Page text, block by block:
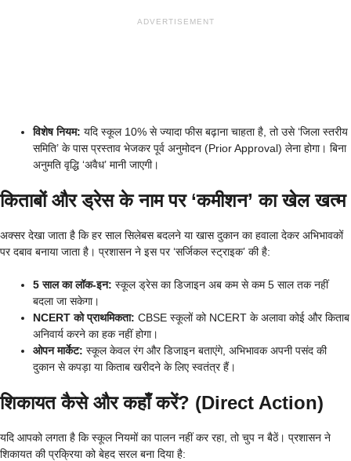
ADVERTISEMENT
विशेष नियम: यदि स्कूल 10% से ज्यादा फीस बढ़ाना चाहता है, तो उसे ‘जिला स्तरीय
समिति’ के पास प्रस्ताव भेजकर पूर्व अनुमोदन (Prior Approval) लेना होगा। बिना
अनुमति वृद्धि ‘अवैध’ मानी जाएगी।
किताबों और ड्रेस के नाम पर ‘कमीशन’ का खेल खत्म
अक्सर देखा जाता है कि हर साल सिलेबस बदलने या खास दुकान का हवाला देकर अभिभावकों
पर दबाव बनाया जाता है। प्रशासन ने इस पर ‘सर्जिकल स्ट्राइक’ की है:
5 साल का लॉक-इन: स्कूल ड्रेस का डिजाइन अब कम से कम 5 साल तक नहीं
बदला जा सकेगा।
NCERT को प्राथमिकता: CBSE स्कूलों को NCERT के अलावा कोई और किताब
अनिवार्य करने का हक नहीं होगा।
ओपन मार्केट: स्कूल केवल रंग और डिजाइन बताएंगे, अभिभावक अपनी पसंद की
दुकान से कपड़ा या किताब खरीदने के लिए स्वतंत्र हैं।
शिकायत कैसे और कहाँ करें? (Direct Action)
यदि आपको लगता है कि स्कूल नियमों का पालन नहीं कर रहा, तो चुप न बैठें। प्रशासन ने
शिकायत की प्रक्रिया को बेहद सरल बना दिया है: